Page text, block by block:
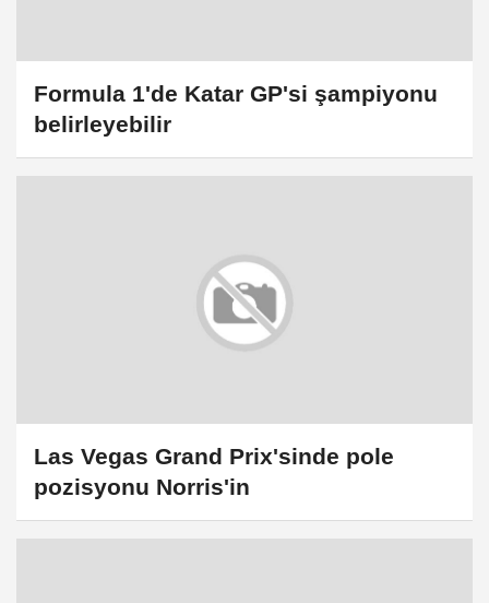
Formula 1'de Katar GP'si şampiyonu
belirleyebilir
Las Vegas Grand Prix'sinde pole
pozisyonu Norris'in